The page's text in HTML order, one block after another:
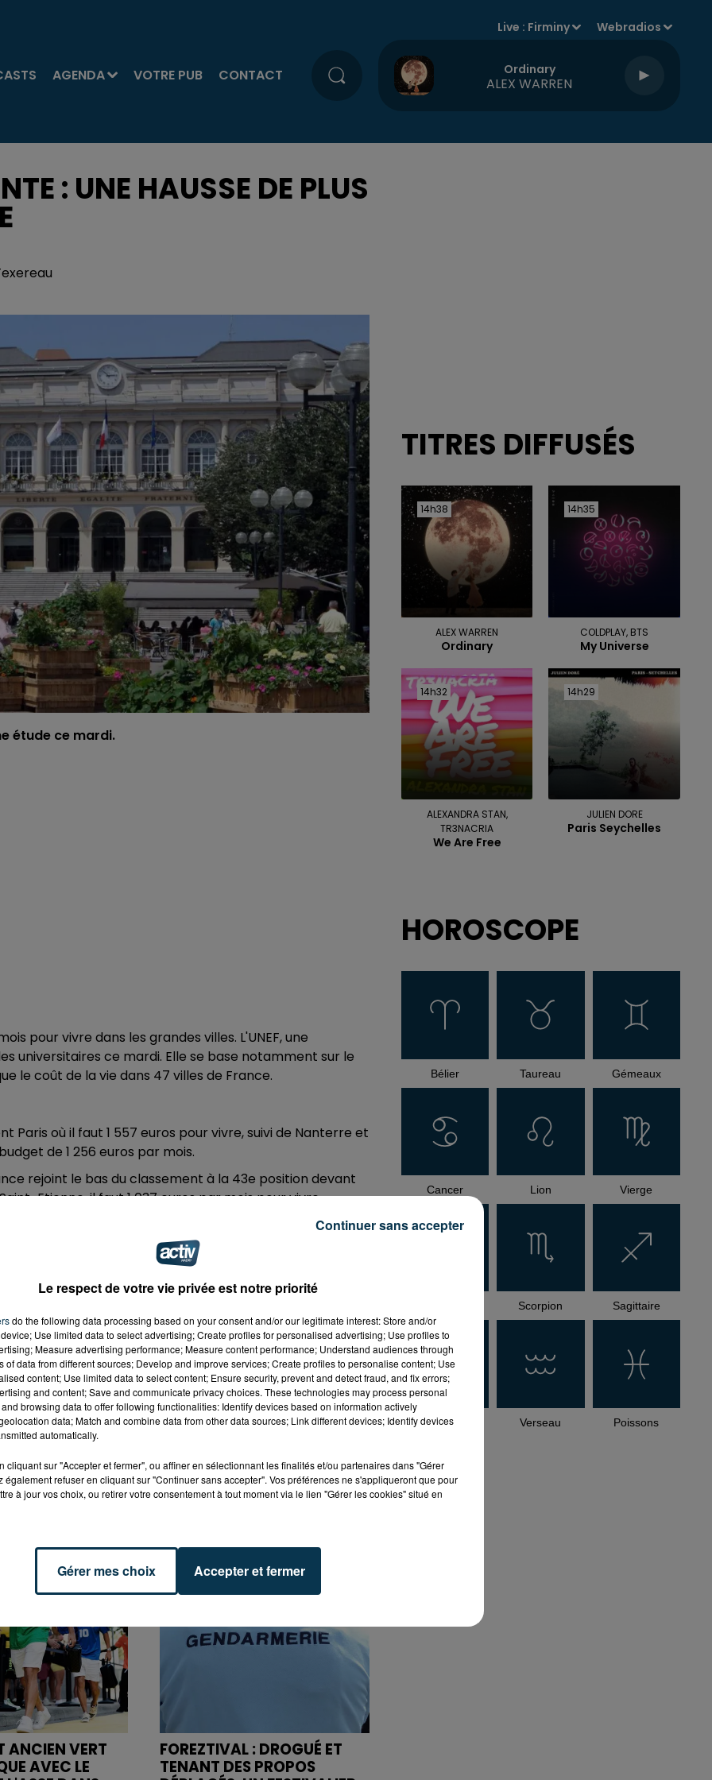
AGENDA VOTRE PUB CONTACT
Live : Firminy Webradios
Ordinary
ALEX WARREN
: UNE HAUSSE DE PLUS
étude ce mardi.
pour vivre dans les grandes villes. L'UNEF, une
universitaires ce mardi. Elle se base notamment sur le
le coût de la vie dans 47 villes de France.
Paris où il faut 1 557 euros pour vivre, suivi de Nanterre et
de 1 256 euros par mois.
rejoint le bas du classement à la 43e position devant
Etienne, il faut 1 037 euros par mois pour vivre.
5 villes où la progression est la plus forte d'une année
le prix des loyers en un an augmente de 3,77%
881 euros à Paris.
dépôt de cookies que vous avez exprimé. Si vous
accord en cliquant sur le bouton ci-dessous.
l'élément
ANCIEN VERT
AVEC LE
FOREZTIVAL : DROGUÉ ET
TENANT DES PROPOS
TITRES DIFFUSÉS
14h38
14h38
ALEX WARREN
Ordinary
14h35
14h35
COLDPLAY, BTS
My Universe
14h32
14h32
ALEXANDRA STAN,
TR3NACRIA
We Are Free
14h29
14h29
JULIEN DORE
Paris Seychelles
HOROSCOPE
Bélier Taureau Gémeaux
Cancer Lion Vierge
Scorpion Sagittaire
Capricorne Verseau Poissons
Le respect de votre vie privée est notre priorité
do the following data processing based on your consent and/or our legitimate interest: Store and/or
Use limited data to select advertising; Create profiles for personalised advertising; Use profiles to
Measure advertising performance; Measure content performance; Understand audiences through
of data from different sources; Develop and improve services; Create profiles to personalise content; Use
content; Use limited data to select content; Ensure security, prevent and detect fraud, and fix errors;
and content; Save and communicate privacy choices. These technologies may process personal
browsing data to offer following functionalities: Identify devices based on information actively
data; Match and combine data from other data sources; Link different devices; Identify devices
automatically.
cliquant sur "Accepter et fermer", ou affiner en sélectionnant les finalités et/ou partenaires dans "Gérer
également refuser en cliquant sur "Continuer sans accepter". Vos préférences ne s'appliqueront que pour
à jour vos choix, ou retirer votre consentement à tout moment via le lien "Gérer les cookies" situé en
Gérer mes choix Accepter et fermer
Continuer sans accepter